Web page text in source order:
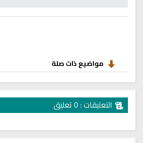
مواضيع ذات صلة
التعليقات : 0 تعليق